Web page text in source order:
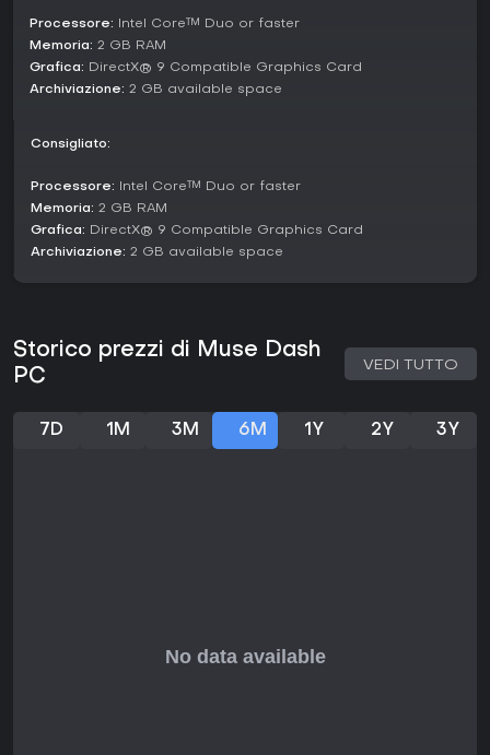
L'accoglienza per Muse Dash resta eccellente, con
recensioni Steam Very Positive al 94% su oltre 110.000 totali e
90% positive negli ultimi 30 giorni da 622 recensioni. Fonti
ancora supporto su PC e altre piattaforme, restando attuale
Conquista i principianti con divertimento immediato e zero
curva di apprendimento ripida, oltre ai veterani in cerca di
Processore: Intel Core™ Duo or faster
Memoria: 2 GB RAM
Grafica: DirectX® 9 Compatible Graphics Card
Archiviazione: 2 GB available space
Consigliato:
Processore: Intel Core™ Duo or faster
Memoria: 2 GB RAM
Grafica: DirectX® 9 Compatible Graphics Card
Archiviazione: 2 GB available space
Storico prezzi di Muse Dash
PC
VEDI TUTTO
7D 1M 3M 6M 1Y 2Y 3Y